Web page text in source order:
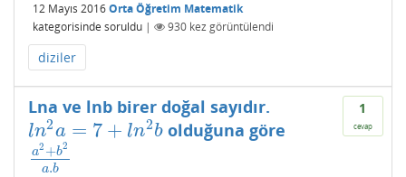
12 Mayıs 2016Orta Öğretim Matematik
kategorisinde soruldu | 930 kez görüntülendi
diziler
1
cevap
Lna ve lnb birer doğal sayıdır.
ln2a = 7 + ln2b
ln2a= 7+ n 2b olduğuna göre
a2 +b2
a.b
a2+b2